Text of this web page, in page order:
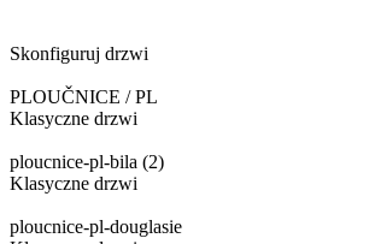
Skonfiguruj drzwi
PLOUČNICE / PL
Klasyczne drzwi
ploucnice-pl-bila (2)
Klasyczne drzwi
ploucnice-pl-douglasie